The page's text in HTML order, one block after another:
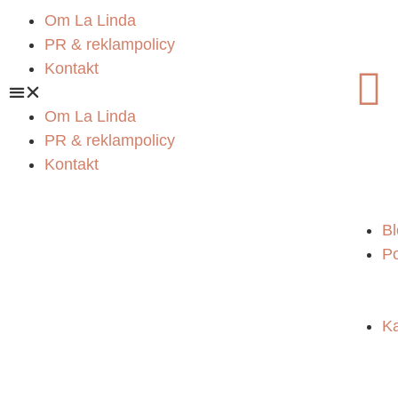
Om La Linda
PR & reklampolicy
Kontakt
Om La Linda
PR & reklampolicy
Kontakt